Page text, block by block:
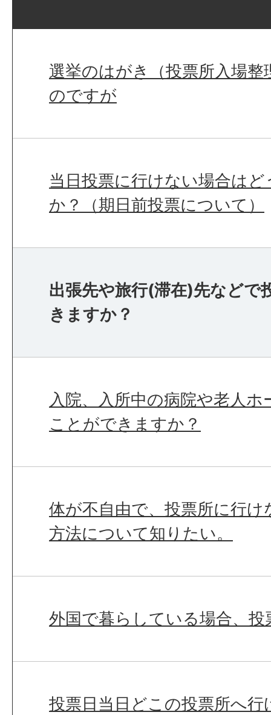
選挙のはがき（投票所入場
のですが
当日投票に行けない場合は
か？（期日前投票について）
出張先や旅行(滞在)先などで
きますか？
入院、入所中の病院や老人
ことができますか？
体が不自由で、投票所に行
方法について知りたい。
外国で暮らしている場合、
投票日当日どこの投票所へ